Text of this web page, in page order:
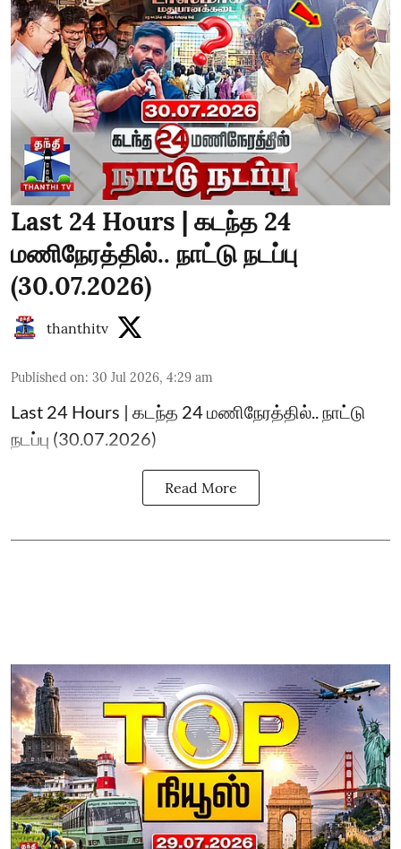
Last 24 Hours | கடந்த 24
மணிநேரத்தில்.. நாட்டு நடப்பு
(30.07.2026)
thanthitv
Published on: 30 Jul 2026, 4:29 am
Last 24 Hours | கடந்த 24 மணிநேரத்தில்.. நாட்டு
நடப்பு (30.07.2026)
Read More